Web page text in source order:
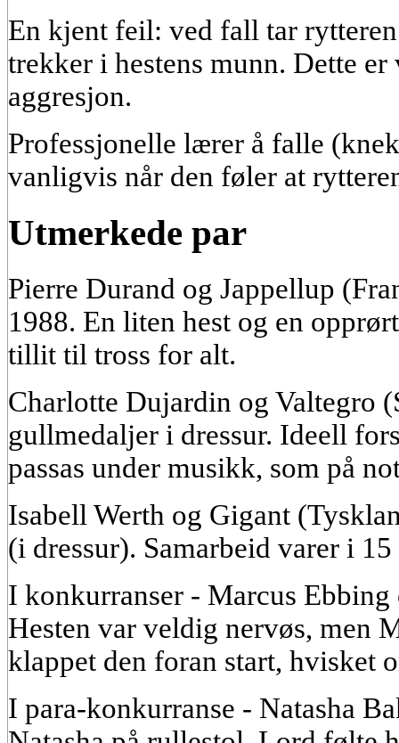
En kjent feil: ved fall tar
trekker i hestens munn. Dette
aggresjon.
Professjonelle lærer å falle
vanligvis når den føler at
Utmerkede par
Pierre Durand og Jappellup
1988. En liten hest og en
tillit til tross for alt.
Charlotte Dujardin og Valtegro
gullmedaljer i dressur. Ideell
passas under musikk, som på
Isabell Werth og Gigant
(i dressur). Samarbeid varer i 15
I konkurranser - Marcus
Hesten var veldig nervøs, men
klappet den foran start, hvisket
I para-konkurranse - Natasha